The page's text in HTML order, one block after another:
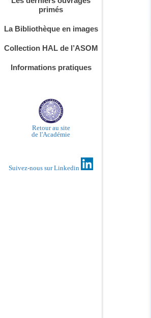
primés
La Bibliothèque en images
Collection HAL de l’ASOM
Informations pratiques
Retour au site
de l'Académie
Suivez-nous sur Linkedin